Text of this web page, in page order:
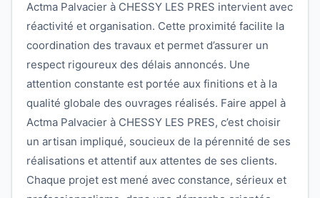
Actma Palvacier à CHESSY LES PRES intervient avec
réactivité et organisation. Cette proximité facilite la
coordination des travaux et permet d’assurer un
respect rigoureux des délais annoncés. Une
attention constante est portée aux finitions et à la
qualité globale des ouvrages réalisés. Faire appel à
Actma Palvacier à CHESSY LES PRES, c’est choisir
un artisan impliqué, soucieux de la pérennité de ses
réalisations et attentif aux attentes de ses clients.
Chaque projet est mené avec constance, sérieux et